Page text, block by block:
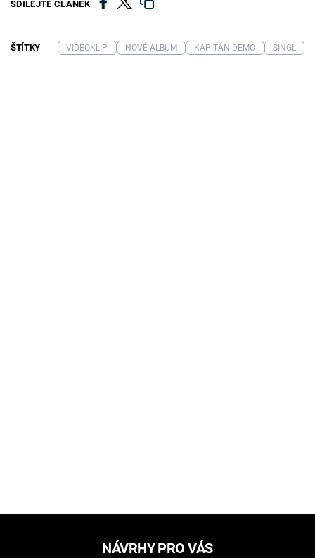
SDÍLEJTE ČLÁNEK
ŠTÍTKY VIDEOKLIP NOVÉ ALBUM KAPITÁN DEMO SINGL
NÁVRHY PRO VÁS